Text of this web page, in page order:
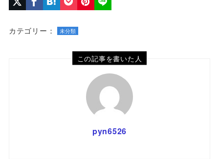
カテゴリー： 未分類
この記事を書いた人
pyn6526